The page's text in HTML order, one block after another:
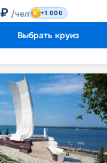
₽ /чел +1 000
Выбрать круиз